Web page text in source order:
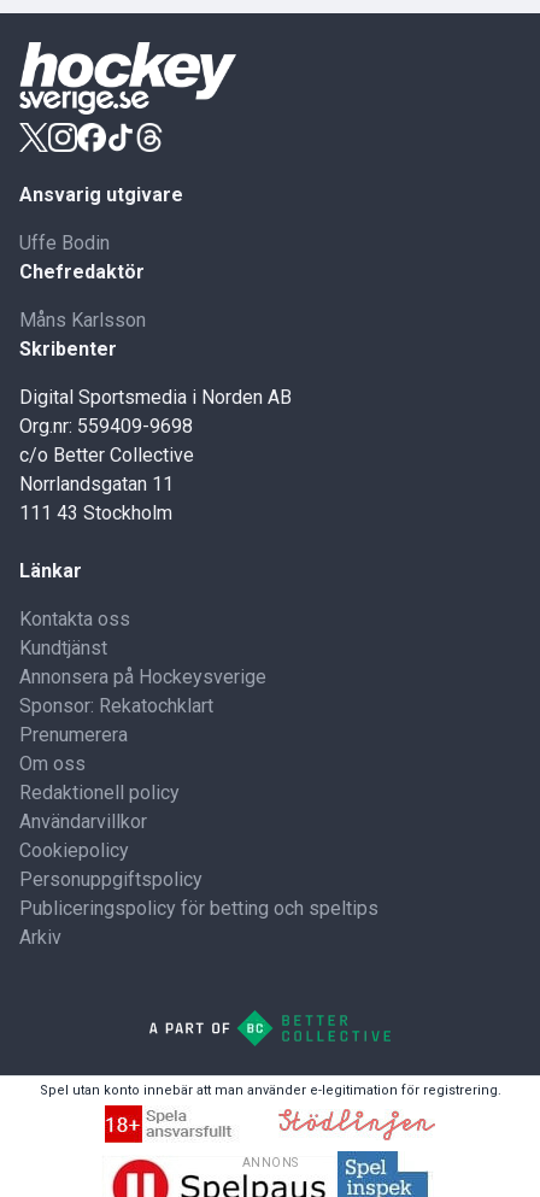
ANNONS
Ansvarig utgivare
Uffe Bodin
Chefredaktör
Måns Karlsson
Skribenter
Digital Sportsmedia i Norden AB
Org.nr: 559409-9698
c/o Better Collective
Norrlandsgatan 11
111 43 Stockholm
Länkar
Kontakta oss
Kundtjänst
Annonsera på Hockeysverige
Sponsor: Rekatochklart
Prenumerera
Om oss
Redaktionell policy
Användarvillkor
Cookiepolicy
Personuppgiftspolicy
Publiceringspolicy för betting och speltips
Arkiv
Spel utan konto innebär att man använder e-legitimation för registrering.